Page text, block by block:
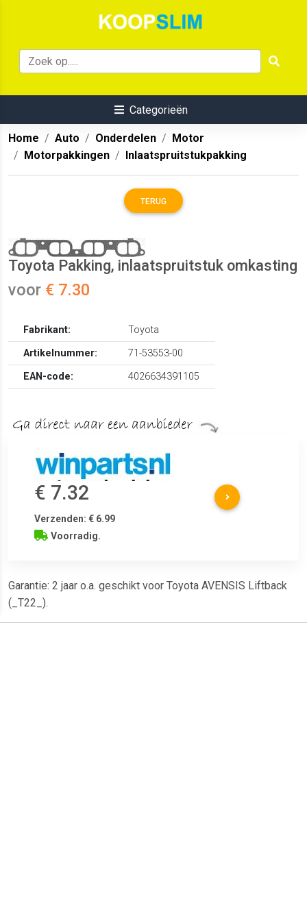
Categorieën
Home Auto Onderdelen
Motor
Motorpakkingen
Inlaatspruitstukpakking
TERUG
Toyota Pakking, inlaatspruitstuk omkasting
voor € 7.30
Fabrikant:
Toyota
Artikelnummer:
71-53553-00
EAN-code:
4026634391105
€ 7.32
Verzenden: € 6.99
Voorradig.
Garantie: 2 jaar o.a. geschikt voor Toyota AVENSIS Liftback
(_T22_).